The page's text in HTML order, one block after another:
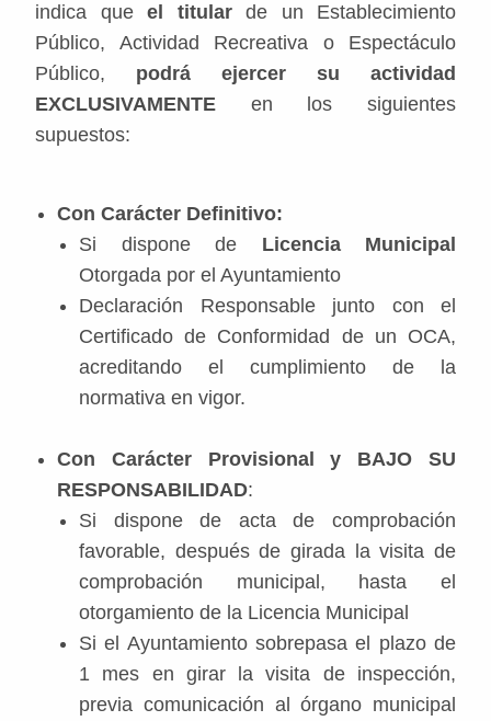
indica que el titularde un Establecimiento
Público, Actividad Recreativa o Espectáculo
Público, podrá ejercer su actividad
EXCLUSIVAMENTE en los siguientes
supuestos:
Con Carácter Definitivo:
Si dispone de Licencia Municipal
Otorgada por el Ayuntamiento
Declaración Responsable junto con el
Certificado de Conformidad de un OCA,
acreditando el cumplimiento de la
normativa en vigor.
Con Carácter Provisional y BAJO SU
RESPONSABILIDAD:
Si dispone de acta de comprobación
favorable, después de girada la visita de
comprobación municipal, hasta el
otorgamiento de la Licencia Municipal
Si el Ayuntamiento sobrepasa el plazo de
1 mes en girar la visita de inspección,
previa comunicación al órgano municipal